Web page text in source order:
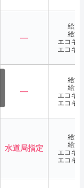
―
給湯
給湯
エコキ
エコキ
―
給湯
給湯
エコキ
エコキ
水道局指定
給湯
給湯
エコキ
エコキ